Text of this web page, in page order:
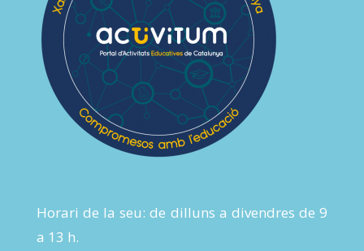
Horari de la seu: de dilluns a divendres de 9
a 13 h.